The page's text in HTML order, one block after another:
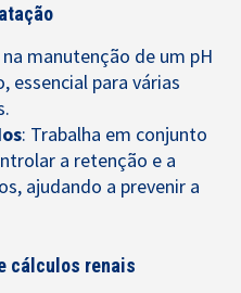
na manutenção de um pH
essencial para várias
: Trabalha em conjunto
a retenção e a
ajudando a prevenir a
cálculos renais